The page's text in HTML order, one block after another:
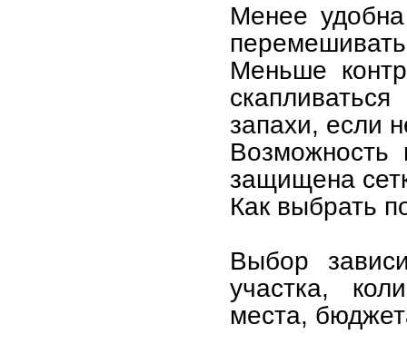
Менее
Меньше
запахи, если
Возможность
защищена
Как выбрать
Выбор
участка,
места,